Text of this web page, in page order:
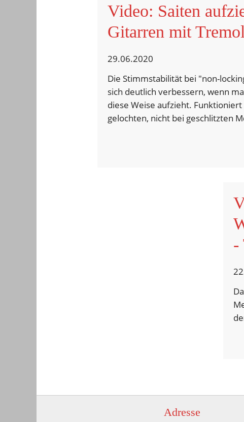
Video: Saiten
Gitarren mit
29.06.2020
Die Stimmstabilität bei "non-
sich deutlich verbessern, wenn
diese Weise aufzieht.
gelochten, nicht bei geschlitzten
-
Adresse